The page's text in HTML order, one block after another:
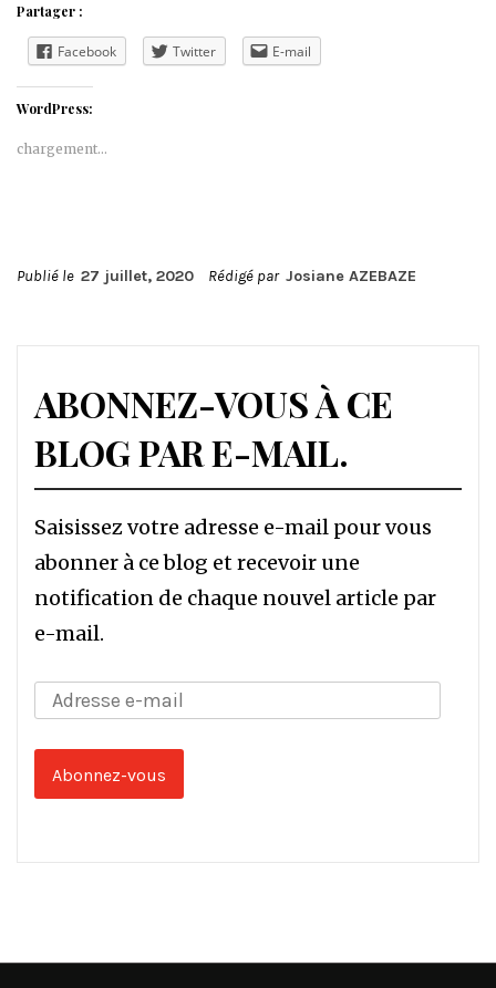
Partager :
Facebook Twitter E-mail
WordPress:
chargement…
Publié le 27 juillet, 2020 Rédigé par Josiane AZEBAZE
ABONNEZ-VOUS À CE
BLOG PAR E-MAIL.
Saisissez votre adresse e-mail pour vous
abonner à ce blog et recevoir une
notification de chaque nouvel article par
e-mail.
Adresse
mail
Abonnez-vous